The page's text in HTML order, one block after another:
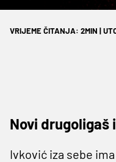
VRIJEME ČITANJA: 2MIN |
Novi drugoligaš
Ivković iza sebe